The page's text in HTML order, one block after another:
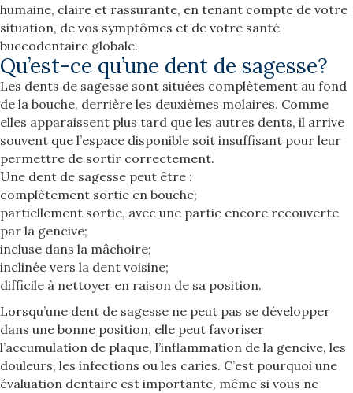
humaine, claire et rassurante, en tenant compte de votre
situation, de vos symptômes et de votre santé
buccodentaire globale.
Qu’est-ce qu’une dent de sagesse?
Les dents de sagesse sont situées complètement au fond
de la bouche, derrière les deuxièmes molaires. Comme
elles apparaissent plus tard que les autres dents, il arrive
souvent que l’espace disponible soit insuffisant pour leur
permettre de sortir correctement.
Une dent de sagesse peut être :
complètement sortie en bouche;
partiellement sortie, avec une partie encore recouverte
par la gencive;
incluse dans la mâchoire;
inclinée vers la dent voisine;
difficile à nettoyer en raison de sa position.
Lorsqu’une dent de sagesse ne peut pas se développer
dans une bonne position, elle peut favoriser
l’accumulation de plaque, l’inflammation de la gencive, les
douleurs, les infections ou les caries. C’est pourquoi une
évaluation dentaire est importante, même si vous ne